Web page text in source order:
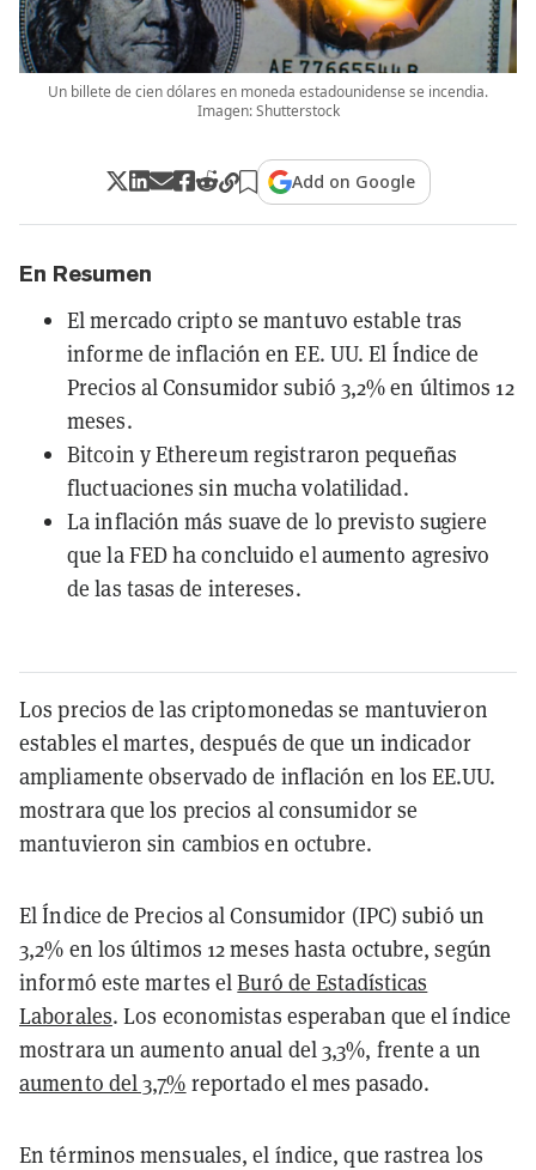
Un billete de cien dólares en moneda estadounidense se incendia.
Imagen: Shutterstock
Add on Google
En Resumen
El mercado cripto se mantuvo estable tras
informe de inflación en EE. UU. El Índice de
Precios al Consumidor subió 3,2% en últimos 12
meses.
Bitcoin y Ethereum registraron pequeñas
fluctuaciones sin mucha volatilidad.
La inflación más suave de lo previsto sugiere
que la FED ha concluido el aumento agresivo
de las tasas de intereses.
Los precios de las criptomonedas se mantuvieron
estables el martes, después de que un indicador
ampliamente observado de inflación en los EE.UU.
mostrara que los precios al consumidor se
mantuvieron sin cambios en octubre.
El Índice de Precios al Consumidor (IPC) subió un
3,2% en los últimos 12 meses hasta octubre, según
informó este martes elBuró de Estadísticas
Laborales. Los economistas esperaban que el índice
mostrara un aumento anual del 3,3%, frente a un
aumento del 3,7% reportado el mes pasado.
En términos mensuales, el índice, que rastrea los